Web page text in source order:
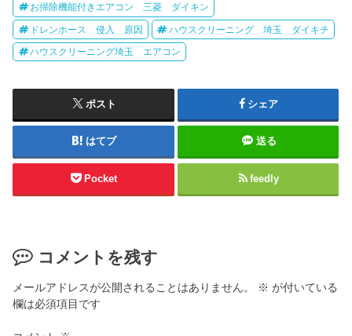
お掃除機能付きエアコン 三菱 ダイキン
ドレンホース 侵入 原因 ハウスクリーニング 埼玉 ダイキチ
ハウスクリーニング埼玉 エアコン
ポスト シェア
はてブ 送る
Pocket feedly
コメントを残す
メールアドレスが公開されることはありません。 ※ が付いている
欄は必須項目です